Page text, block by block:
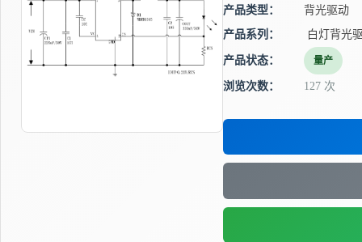
产品类型：
背光驱动
产品系列：
白灯背光
产品状态： 量产
浏览次数： 127 次